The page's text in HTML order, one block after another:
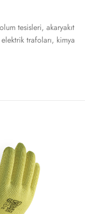
tesisleri, akaryakıt
trafoları, kimya